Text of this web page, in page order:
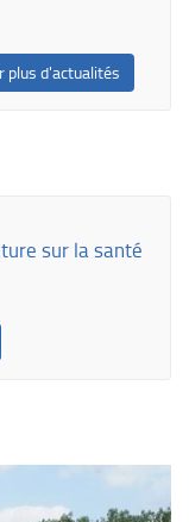
plus d'actualités
sur la santé